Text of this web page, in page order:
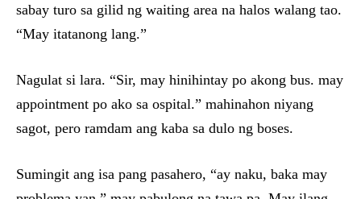
sabay turo sa gilid ng waiting area na halos walang tao.
“May itatanong lang.”
Nagulat si lara. “Sir, may hinihintay po akong bus. may
appointment po ako sa ospital.” mahinahon niyang
sagot, pero ramdam ang kaba sa dulo ng boses.
Sumingit ang isa pang pasahero, “ay naku, baka may